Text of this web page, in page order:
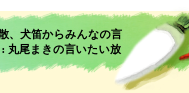
、犬笛からみんなの言
丸尾まきの言いたい放